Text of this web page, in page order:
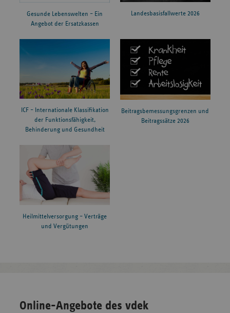
Gesunde Lebenswelten – Ein
Angebot der Ersatzkassen
Landesbasisfallwerte 2026
ICF – Internationale Klassifikation
der Funktionsfähigkeit,
Behinderung und Gesundheit
Beitragsbemessungsgrenzen und
Beitragssätze 2026
Heilmittelversorgung – Verträge
und Vergütungen
Online-Angebote des vdek